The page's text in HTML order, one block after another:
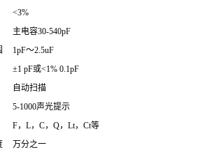
<3%
主电容30-540pF
1pF～2.5uF
±1 pF或<1% 0.1pF
自动扫描
5-1000声光提示
F，L，C，Q，Lt，Ct等
万分之一